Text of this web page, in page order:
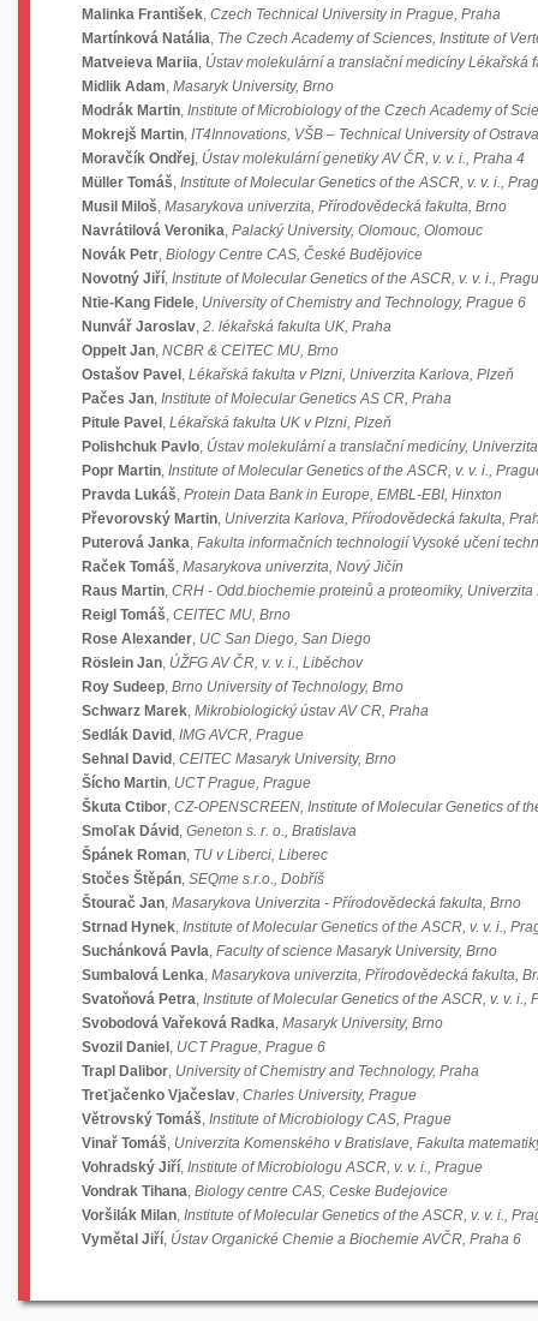
Malinka František, Czech Technical University in Prague, Praha
Martínková Natália, The Czech Academy of Sciences, Institute of
Matveieva Mariia, Ústav molekulární a translační medicíny Lékařská
Midlik Adam, Masaryk University, Brno
Modrák Martin, Institute of Microbiology of the Czech Academy of
Mokrejš Martin, IT4Innovations, VŠB – Technical University of
Moravčík Ondřej, Ústav molekulární genetiky AV ČR, v. v. i., Praha 4
Müller Tomáš, Institute of Molecular Genetics of the ASCR, v. v. i.,
Musil Miloš, Masarykova univerzita, Přírodovědecká fakulta, Brno
Navrátilová Veronika, Palacký University, Olomouc, Olomouc
Novák Petr, Biology Centre CAS, České Budějovice
Novotný Jiří, Institute of Molecular Genetics of the ASCR, v. v. i.,
Ntie-Kang Fidele, University of Chemistry and Technology, Prague 6
Nunvář Jaroslav, 2. lékařská fakulta UK, Praha
Oppelt Jan, NCBR & CEITEC MU, Brno
Ostašov Pavel , Lékařská fakulta v Plzni, Univerzita Karlova, Plzeň
Pačes Jan, Institute of Molecular Genetics AS CR, Praha
Pitule Pavel , Lékařská fakulta UK v Plzni, Plzeň
Polishchuk Pavlo, Ústav molekulární a translační medicíny,
Popr Martin, Institute of Molecular Genetics of the ASCR, v. v. i.,
Pravda Lukáš, Protein Data Bank in Europe, EMBL-EBI, Hinxton
Převorovský Martin, Univerzita Karlova, Přírodovědecká fakulta,
Puterová Janka, Fakulta informačních technologií Vysoké učení
Raček Tomáš, Masarykova univerzita, Nový Jičín
Raus Martin, CRH - Odd.biochemie proteinů a proteomiky,
Reigl Tomáš, CEITEC MU, Brno
Rose Alexander, UC San Diego, San Diego
Röslein Jan, ÚŽFG AV ČR, v. v. i., Liběchov
Roy Sudeep, Brno University of Technology, Brno
Schwarz Marek, Mikrobiologický ústav AV CR, Praha
Sedlák David , IMG AVCR, Prague
Sehnal David , CEITEC Masaryk University, Brno
Šícho Martin, UCT Prague, Prague
Škuta Ctibor, CZ-OPENSCREEN, Institute of Molecular Genetics of
Smoľak Dávid , Geneton s. r. o., Bratislava
Špánek Roman, TU v Liberci, Liberec
Stočes Štěpán, SEQme s.r.o., Dobříš
Štourač Jan, Masarykova Univerzita - Přírodovědecká fakulta, Brno
Strnad Hynek, Institute of Molecular Genetics of the ASCR, v. v. i.,
Suchánková Pavla, Faculty of science Masaryk University, Brno
Sumbalová Lenka, Masarykova univerzita, Přírodovědecká fakulta,
Svatoňová Petra, Institute of Molecular Genetics of the ASCR, v. v. i.,
Svobodová Vařeková Radka, Masaryk University, Brno
Svozil Daniel , UCT Prague, Prague 6
Trapl Dalibor, University of Chemistry and Technology, Praha
Treťjačenko Vjačeslav, Charles University, Prague
Větrovský Tomáš, Institute of Microbiology CAS, Prague
Vinař Tomáš, Univerzita Komenského v Bratislave, Fakulta
Vohradský Jiří, Institute of Microbiologu ASCR, v. v. i., Prague
Vondrak Tihana, Biology centre CAS, Ceske Budejovice
Voršilák Milan, Institute of Molecular Genetics of the ASCR, v. v. i.,
Vymětal Jiří, Ústav Organické Chemie a Biochemie AVČR, Praha 6